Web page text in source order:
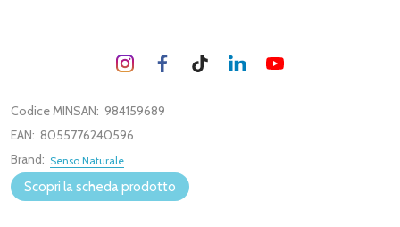
Codice MINSAN: 984159689
EAN: 8055776240596
Brand: Senso Naturale
Scopri la scheda prodotto